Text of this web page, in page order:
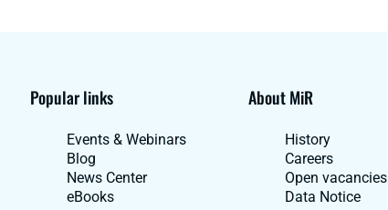
Popular links
Events & Webinars
Blog
News Center
eBooks
About MiR
History
Careers
Open vacancies
Data Notice